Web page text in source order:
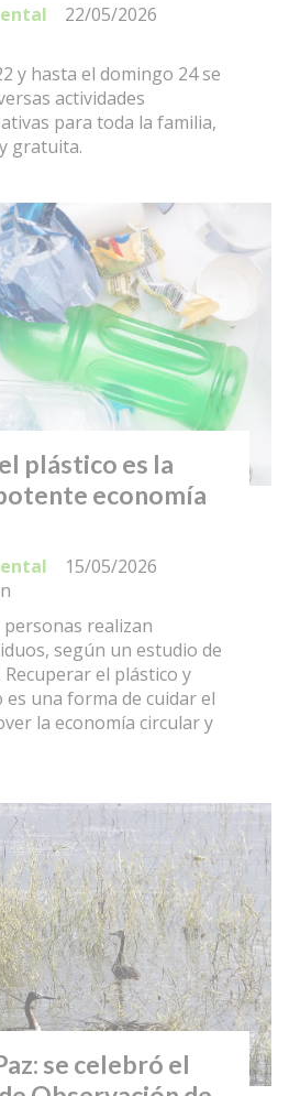
22/05/2026
y hasta el domingo 24 se
actividades
para toda la familia,
gratuita.
plástico es la
economía
15/05/2026
personas realizan
según un estudio de
Recuperar el plástico y
una forma de cuidar el
la economía circular y
se celebró el